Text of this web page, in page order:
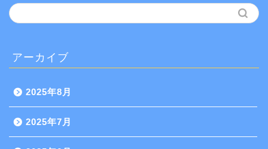
アーカイブ
2025年8月
2025年7月